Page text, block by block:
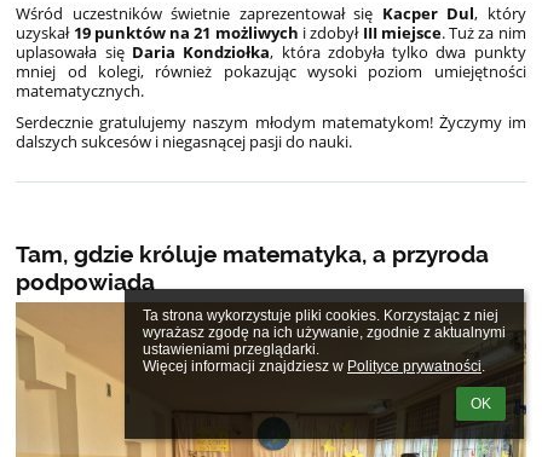
Ta strona wykorzystuje pliki cookies. Korzystając z niej
wyrażasz zgodę na ich używanie, zgodnie z aktualnymi
ustawieniami przeglądarki.
Więcej informacji znajdziesz w Polityce prywatności.
OK
Wśród uczestników świetnie zaprezentował się Kacper Dul, który
uzyskał 19 punktów na 21 możliwych i zdobył III miejsce. Tuż za nim
uplasowała się Daria Kondziołka, która zdobyła tylko dwa punkty
mniej od kolegi, również pokazując wysoki poziom umiejętności
matematycznych.
Serdecznie gratulujemy naszym młodym matematykom! Życzymy im
dalszych sukcesów i niegasnącej pasji do nauki.
Tam, gdzie króluje matematyka, a przyroda
podpowiada